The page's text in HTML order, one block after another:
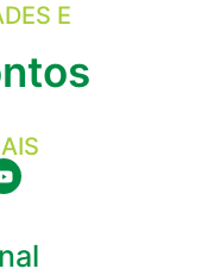
E